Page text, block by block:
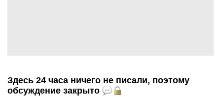
Здесь 24 часа ничего не писали, поэтому
обсуждение закрыто